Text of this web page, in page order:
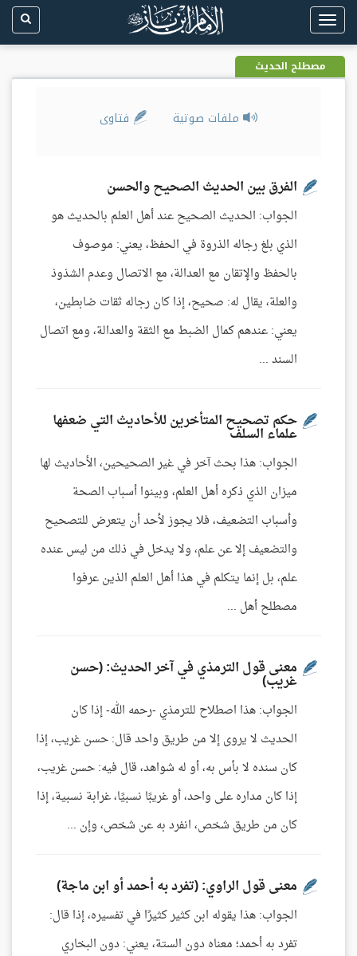
Toggle
navigation
مصطلح الحديث
ملفات صوتية فتاوى
الفرق بين الحديث الصحيح والحسن
الجواب: الحديث الصحيح عند أهل العلم بالحديث هو
الذي بلغ رجاله الذروة في الحفظ، يعني: موصوف
بالحفظ والإتقان مع العدالة، مع الاتصال وعدم الشذوذ
والعلة، يقال له: صحيح، إذا كان رجاله ثقات ضابطين،
يعني: عندهم كمال الضبط مع الثقة والعدالة، ومع اتصال
السند ...
حكم تصحيح المتأخرين للأحاديث التي ضعفها
علماء السلف
الجواب: هذا بحث آخر في غير الصحيحين، الأحاديث لها
ميزان الذي ذكره أهل العلم، وبينوا أسباب الصحة
وأسباب التضعيف، فلا يجوز لأحد أن يتعرض للتصحيح
والتضعيف إلا عن علم، ولا يدخل في ذلك من ليس عنده
علم، بل إنما يتكلم في هذا أهل العلم الذين عرفوا
مصطلح أهل ...
معنى قول الترمذي في آخر الحديث: (حسن
غريب)
الجواب: هذا اصطلاح للترمذي -رحمه الله- إذا كان
الحديث لا يروى إلا من طريق واحد قال: حسن غريب، إذا
كان سنده لا بأس به، أو له شواهد، قال فيه: حسن غريب،
إذا كان مداره على واحد، أو غريبًا نسبيًا، غرابة نسبية، إذا
كان من طريق شخص، انفرد به عن شخص، وإن ...
معنى قول الراوي: (تفرد به أحمد أو ابن ماجة)
الجواب: هذا يقوله ابن كثير كثيرًا في تفسيره، إذا قال:
تفرد به أحمد؛ معناه دون الستة، يعني: دون البخاري